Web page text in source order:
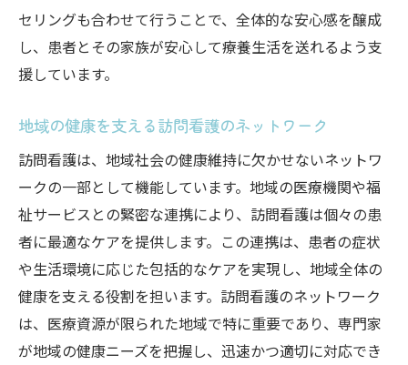
セリングも合わせて行うことで、全体的な安心感を醸成
し、患者とその家族が安心して療養生活を送れるよう支
援しています。
地域の健康を支える訪問看護のネットワーク
訪問看護は、地域社会の健康維持に欠かせないネットワ
ークの一部として機能しています。地域の医療機関や福
祉サービスとの緊密な連携により、訪問看護は個々の患
者に最適なケアを提供します。この連携は、患者の症状
や生活環境に応じた包括的なケアを実現し、地域全体の
健康を支える役割を担います。訪問看護のネットワーク
は、医療資源が限られた地域で特に重要であり、専門家
が地域の健康ニーズを把握し、迅速かつ適切に対応でき